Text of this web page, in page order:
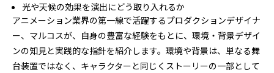
光や天候の効果を演出にどう取り入れるか
アニメーション業界の第一線で活躍するプロダクションデザイナ
ー、マルコスが、自身の豊富な経験をもとに、環境・背景デザイ
ンの知見と実践的な指針を紹介します。環境や背景は、単なる舞
台装置ではなく、キャラクターと同じくストーリーの一部として